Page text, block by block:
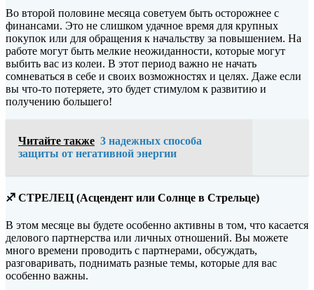
Во второй половине месяца советуем быть осторожнее с
финансами. Это не слишком удачное время для крупных
покупок или для обращения к начальству за повышением. На
работе могут быть мелкие неожиданности, которые могут
выбить вас из колеи. В этот период важно не начать
сомневаться в себе и своих возможностях и целях. Даже если
вы что-то потеряете, это будет стимулом к развитию и
получению большего!
Читайте также 3 надежных способа
защиты от негативной энергии
♐ СТРЕЛЕЦ (Асцендент или Солнце в Стрельце)
В этом месяце вы будете особенно активны в том, что касается
делового партнерства или личных отношений. Вы можете
много времени проводить с партнерами, обсуждать,
разговаривать, поднимать разные темы, которые для вас
особенно важны.